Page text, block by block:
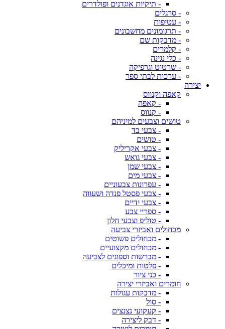
- תיקיות אוגדנים ופולדרים
- סרגלים
- עטיפות
- תרגומונים מחשבונים
- מדבקות שם
- קלמרים
- כלי נגינה
- שרטוט וגרפיקה
- ערכות לבתי ספר
יצירה
קאפה וקנווס
- קאפה
- קנווס
טושים וצבעים למיניהם
- צבעי בד
- טושים
- צבעי אקריליק
- צבעי גואש
- צבעי שמן
- צבעי מים
- עפרונות צבעוניים
- צבעי פסטל פנדה ושעווה
- צבעי ידיים
- ספריי צבע
- טוליפ וצבעי חלון
מכחולים ואביזרי צביעה
- מכחולים פשוטים
- מכחולים מקצועיים
- מברשות וספוגים לצביעה
- פלטות ומיכלים
- כני ציור
חומרים ואביזרי יצירה
- מדבקות עגולות
- סול
- קעקועי נצנצים
- דבק ליצירה